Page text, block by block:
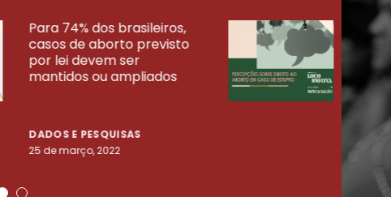
Para 74% dos brasileiros,
casos de aborto previsto
por lei devem ser
mantidos ou ampliados
DADOS E PESQUISAS
25 de março, 2022
23